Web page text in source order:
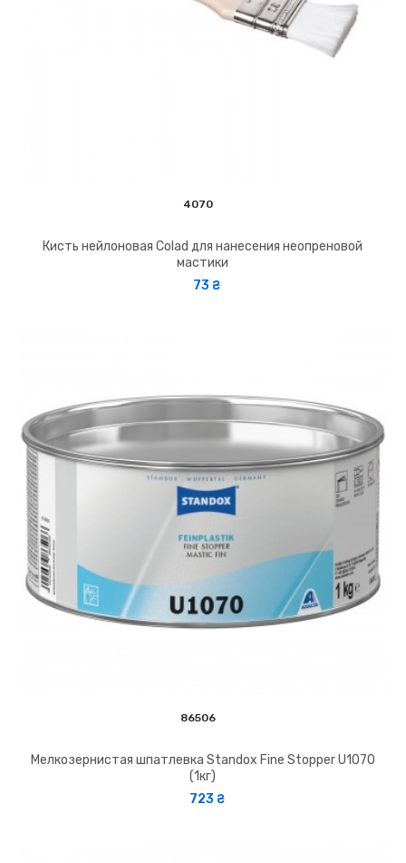
4070
Кисть нейлоновая Colad для нанесения неопреновой
мастики
73 ₴
86506
Мелкозернистая шпатлевка Standox Fine Stopper U1070
(1кг)
723 ₴